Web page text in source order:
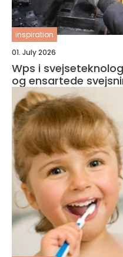
inspiration
01. July 2026
Wps i
og ensartede